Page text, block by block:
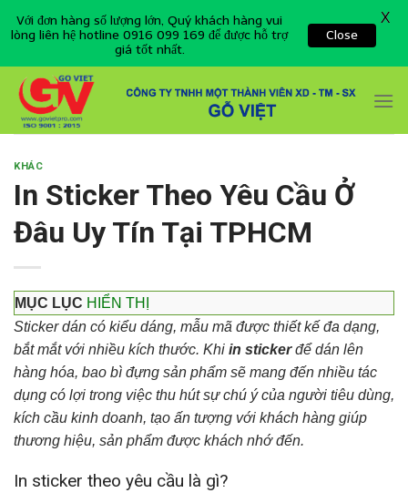
Skip
content
KHÁC
In Sticker Theo Yêu Cầu Ở
Đâu Uy Tín Tại TPHCM
MỤC LỤC HIỂN THỊ
Sticker dán có kiểu dáng, mẫu mã được thiết kế đa dạng,
bắt mắt với nhiều kích thước. Khi in stickerđể dán lên
hàng hóa, bao bì đựng sản phẩm sẽ mang đến nhiều tác
dụng có lợi trong việc thu hút sự chú ý của người tiêu dùng,
kích cầu kinh doanh, tạo ấn tượng với khách hàng giúp
thương hiệu, sản phẩm được khách nhớ đến.
In sticker theo yêu cầu là gì?
Với đơn hàng số lượng lớn, Quý khách hàng vui
lòng liên hệ hotline 0916 099 169 để được hỗ trợ
giá tốt nhất.
Close
X